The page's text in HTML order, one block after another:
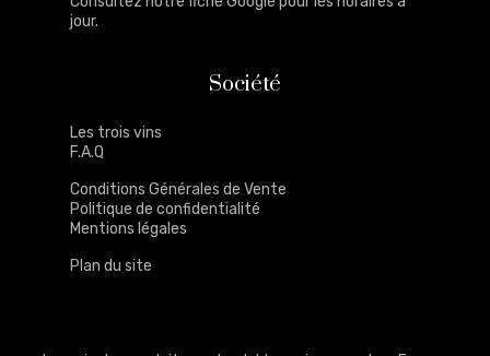
jour.
Société
Les trois vins
F.A.Q
Conditions Générales de Vente
Politique de confidentialité
Mentions légales
Plan du site